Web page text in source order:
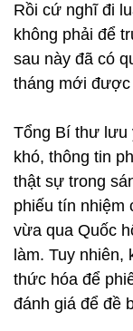
Rồi cứ nghĩ đi
không phải để
sau này đã có
tháng mới được
Tổng Bí thư lưu
khó, thông tin
thật sự trong
phiếu tín nhiệm
vừa qua Quốc
làm. Tuy
thức hóa để
đánh giá để đề